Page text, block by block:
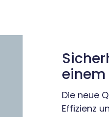
einem
Die neue
Effizienz